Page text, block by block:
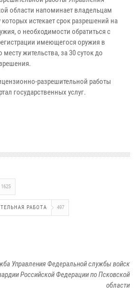
области напоминает владельцам
истекает срок разрешений на
о необходимости обратиться с
имеющегося оружия в
жительства, за 30 суток до
разрешительной работы
государственных услуг.
1625
РАБОТА 497
Управления Федеральной службы войск
Российской Федерации по Псковской
области